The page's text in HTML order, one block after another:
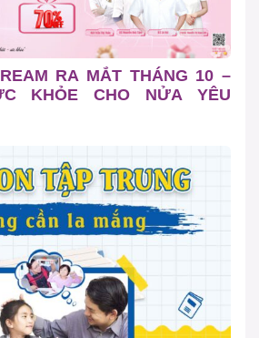
RA MẮT THÁNG 10 –
KHỎE CHO NỬA YÊU